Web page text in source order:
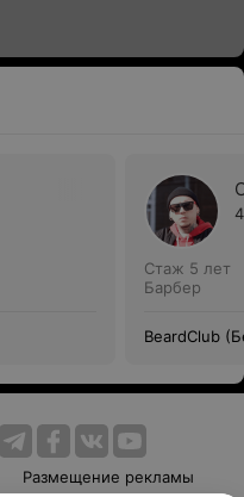
Стаж 5 лет
Барбер
BeardClub
Размещение рекламы